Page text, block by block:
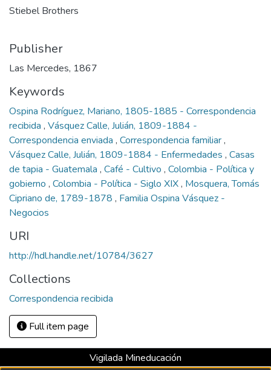
Stiebel Brothers
Publisher
Las Mercedes, 1867
Keywords
Ospina Rodríguez, Mariano, 1805-1885 - Correspondencia
recibida , Vásquez Calle, Julián, 1809-1884 -
Correspondencia enviada , Correspondencia familiar,
Vásquez Calle, Julián, 1809-1884 - Enfermedades , Casas
de tapia - Guatemala , Café - Cultivo , Colombia - Política y
gobierno , Colombia - Política - Siglo XIX, Mosquera, Tomás
Cipriano de, 1789-1878 , Familia Ospina Vásquez -
Negocios
URI
http://hdl.handle.net/10784/3627
Collections
Correspondencia recibida
Full item page
Vigilada Mineducación